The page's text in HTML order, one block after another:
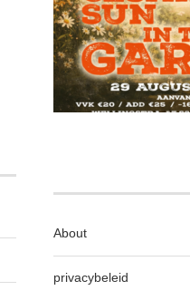
About
privacybeleid